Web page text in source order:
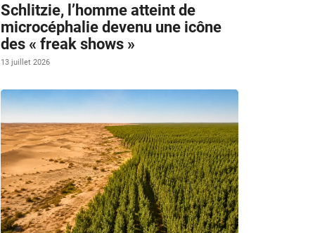
Schlitzie, l’homme atteint de
microcéphalie devenu une icône
des « freak shows »
13 juillet 2026